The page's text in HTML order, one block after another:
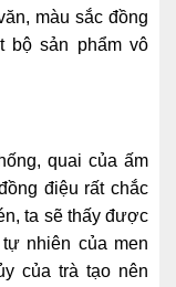
màu sắc đồng
bộ sản phẩm vô
quai của ấm
điệu rất chắc
ta sẽ thấy được
nhiên của men
của trà tạo nên